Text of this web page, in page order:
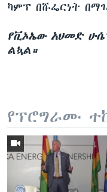
ካምፕ በሹፌርነት
የቪኦኤው አህመድ
ልኳል።
የፕሮግራሙ